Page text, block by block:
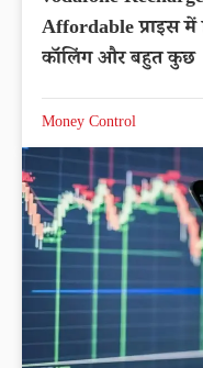
Affordable प्राइस
कॉलिंग और बहुत कुछ
Money Control